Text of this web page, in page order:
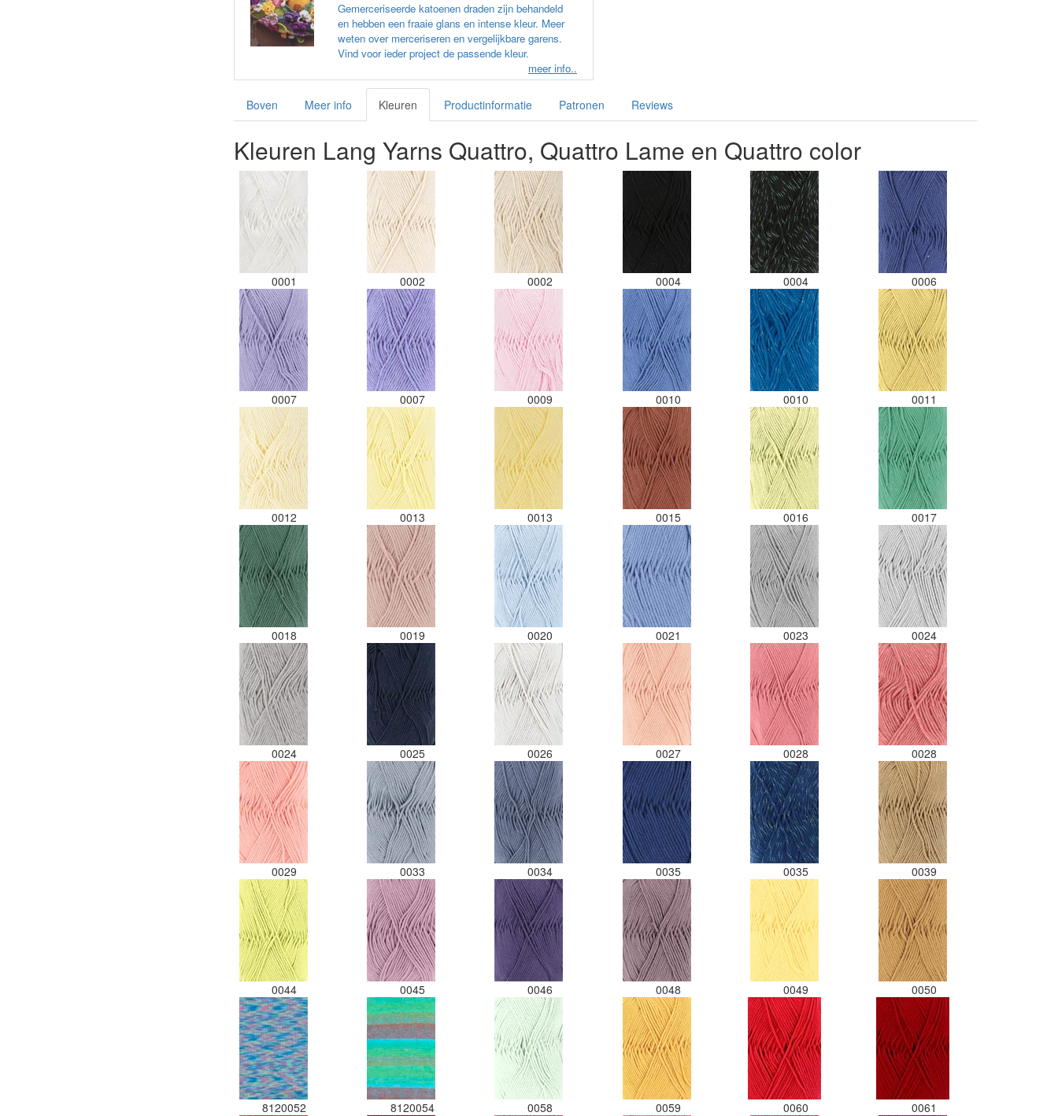
Gemerceriseerde katoenen draden zijn behandeld
en hebben een fraaie glans en intense kleur. Meer
weten over merceriseren en vergelijkbare garens.
Vind voor ieder project de passende kleur.
meer info..
Boven Meer info Kleuren Productinformatie Patronen Reviews
Kleuren Lang Yarns Quattro, Quattro Lame en Quattro color
0001 0002 0002 0004 0004 0006
0007 0007 0009 0010 0010 0011
0012 0013 0013 0015 0016 0017
0018 0019 0020 0021 0023 0024
0024 0025 0026 0027 0028 0028
0029 0033 0034 0035 0035 0039
0044 0045 0046 0048 0049 0050
8120052 8120054 0058 0059 0060 0061